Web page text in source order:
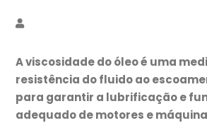
A viscosidade do óleo é uma
resistência do fluido ao
para garantir a lubrificação e
adequado de motores e